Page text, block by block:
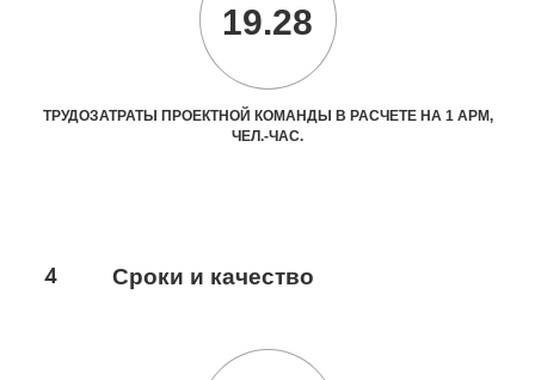
19.28
ТРУДОЗАТРАТЫ ПРОЕКТНОЙ КОМАНДЫ В РАСЧЕТЕ НА 1 АРМ,
ЧЕЛ.-ЧАС.
4 Сроки и качество